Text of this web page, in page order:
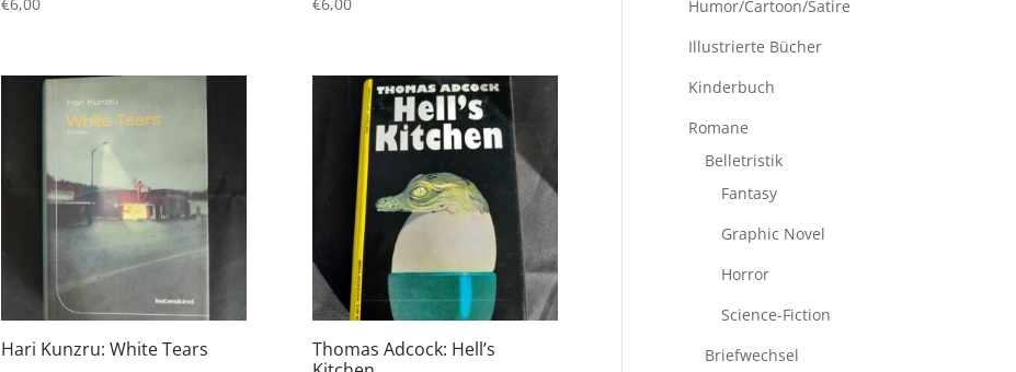
Hari Kunzru: White Tears
Thomas Adcock: Hell’s
Humor/Cartoon/Satire
Illustrierte Bücher
Kinderbuch
Romane
Belletristik
Fantasy
Graphic Novel
Horror
Science-Fiction
Briefwechsel